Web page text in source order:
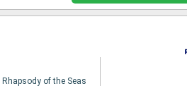
Rhapsody of the Seas